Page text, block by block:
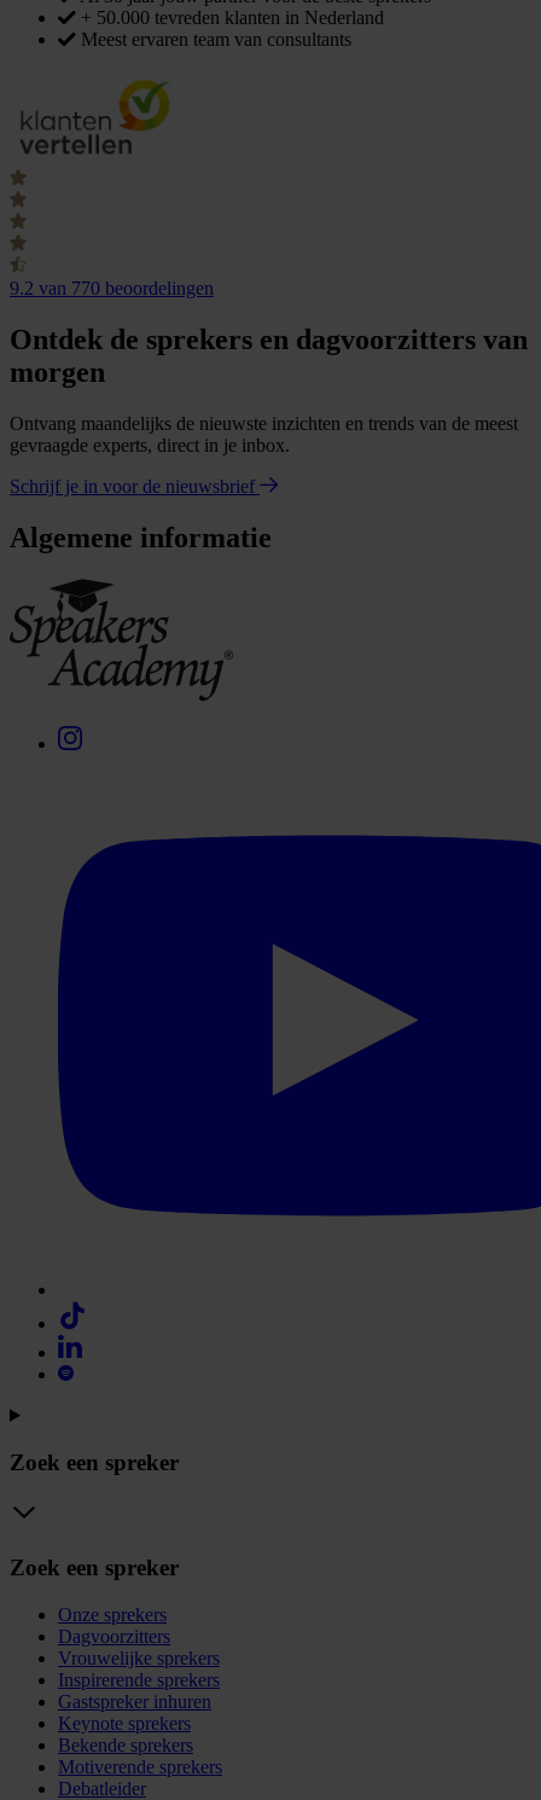
+ 50.000 tevreden klanten in Nederland
Meest ervaren team van consultants
9.2 van 770 beoordelingen
Ontdek de sprekers en dagvoorzitters van
morgen
Ontvang maandelijks de nieuwste inzichten en trends van de meest
gevraagde experts, direct in je inbox.
Schrijf je in voor de nieuwsbrief
Algemene informatie
Zoek een spreker
Zoek een spreker
Onze sprekers
Dagvoorzitters
Vrouwelijke sprekers
Inspirerende sprekers
Gastspreker inhuren
Keynote sprekers
Bekende sprekers
Motiverende sprekers
Debatleider